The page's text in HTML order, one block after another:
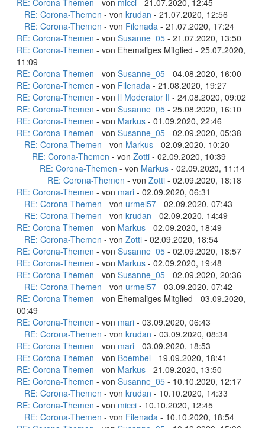
RE: Corona-Themen - von micci - 21.07.2020, 12:45
RE: Corona-Themen - von krudan - 21.07.2020, 12:56
RE: Corona-Themen - von Filenada - 21.07.2020, 17:24
RE: Corona-Themen - von Susanne_05 - 21.07.2020, 13:50
RE: Corona-Themen - von Ehemaliges Mitglied - 25.07.2020,
11:09
RE: Corona-Themen - von Susanne_05 - 04.08.2020, 16:00
RE: Corona-Themen - von Filenada - 21.08.2020, 19:27
RE: Corona-Themen - von Il Moderator lI - 24.08.2020, 09:02
RE: Corona-Themen - von Susanne_05 - 25.08.2020, 16:10
RE: Corona-Themen - von Markus - 01.09.2020, 22:46
RE: Corona-Themen - von Susanne_05 - 02.09.2020, 05:38
RE: Corona-Themen - von Markus - 02.09.2020, 10:20
RE: Corona-Themen - von Zotti - 02.09.2020, 10:39
RE: Corona-Themen - von Markus - 02.09.2020, 11:14
RE: Corona-Themen - von Zotti - 02.09.2020, 18:18
RE: Corona-Themen - von mari - 02.09.2020, 06:31
RE: Corona-Themen - von urmel57 - 02.09.2020, 07:43
RE: Corona-Themen - von krudan - 02.09.2020, 14:49
RE: Corona-Themen - von Markus - 02.09.2020, 18:49
RE: Corona-Themen - von Zotti - 02.09.2020, 18:54
RE: Corona-Themen - von Susanne_05 - 02.09.2020, 18:57
RE: Corona-Themen - von Markus - 02.09.2020, 19:48
RE: Corona-Themen - von Susanne_05 - 02.09.2020, 20:36
RE: Corona-Themen - von urmel57 - 03.09.2020, 07:42
RE: Corona-Themen - von Ehemaliges Mitglied - 03.09.2020,
00:49
RE: Corona-Themen - von mari - 03.09.2020, 06:43
RE: Corona-Themen - von krudan - 03.09.2020, 08:34
RE: Corona-Themen - von mari - 03.09.2020, 18:53
RE: Corona-Themen - von Boembel - 19.09.2020, 18:41
RE: Corona-Themen - von Markus - 21.09.2020, 13:50
RE: Corona-Themen - von Susanne_05 - 10.10.2020, 12:17
RE: Corona-Themen - von krudan - 10.10.2020, 14:33
RE: Corona-Themen - von micci - 10.10.2020, 12:45
RE: Corona-Themen - von Filenada - 10.10.2020, 18:54